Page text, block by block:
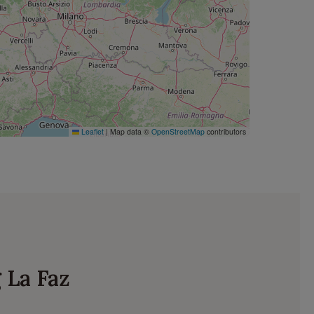
Leaflet | Map data © OpenStreetMap contributors
Faz